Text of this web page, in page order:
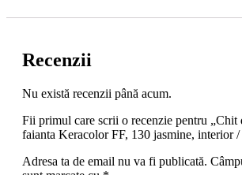
Recenzii
Nu există recenzii până acum.
Fii primul care scrii o recenzie pentru „Chit
faianta Keracolor FF, 130 jasmine, interior
Adresa ta de email nu va fi publicată.